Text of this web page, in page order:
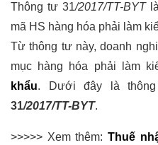
Thông tư 31/2017/TT-BYTlà
mã HS hàng hóa phải làm
Từ thông tư này, doanh
mục hàng hóa phải làm
khẩu. Dưới đây là
31/2017/TT-BYT.
>>>>> Xem thêm:Thuế